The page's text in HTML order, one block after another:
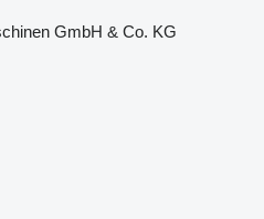
GmbH & Co. KG